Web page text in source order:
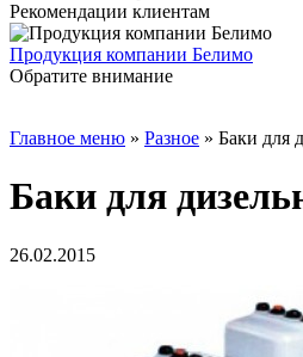
Рекомендации клиентам
Продукция компании Белимо
Обратите внимание
Главное меню » Разное » Баки для
Баки для
26.02.2015